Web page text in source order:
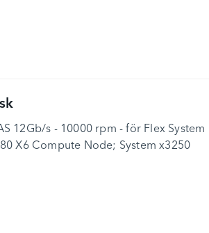
12Gb/s - 10000 rpm - för Flex System
X6 Compute Node; System x3250